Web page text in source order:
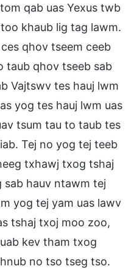
qab uas Yexus twb
khaub lig tag lawm.
qhov tseem ceeb
taub qhov tseeb sab
Vajtswv tes hauj lwm
yog tes hauj lwm uas
tsum tau to taub tes
Tej no yog tej teeb
txhawj txog tshaj
sab hauv ntawm tej
yog tej yam uas lawv
tshaj txoj moo zoo,
kev tham txog
no tso tseg tso.